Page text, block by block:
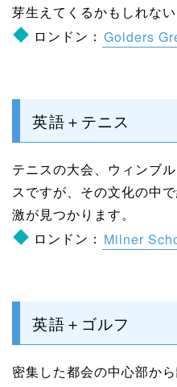
芽生えてくるかもしれない
ロンドン： Golders
英語＋テニス
テニスの大会、ウィンブ
スですが、その文化の中
激が見つかります。
ロンドン： Milner
英語＋ゴルフ
密集した都会の中心部か